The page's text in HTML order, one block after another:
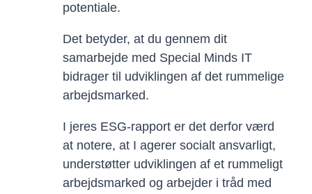
potentiale.
Det betyder, at du gennem dit
samarbejde med Special Minds IT
bidrager til udviklingen af det rummelige
arbejdsmarked.
I jeres ESG-rapport er det derfor værd
at notere, at I agerer socialt ansvarligt,
understøtter udviklingen af et rummeligt
arbejdsmarked og arbejder i tråd med